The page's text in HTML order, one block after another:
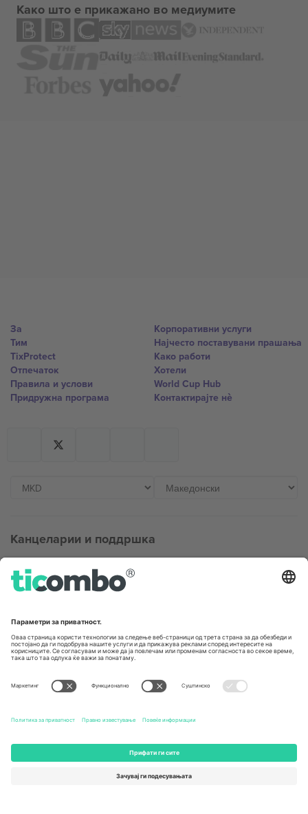
Како што е прикажано во медиумите
За
Тим
TixProtect
Отпечаток
Правила и услови
Придружна програма
Корпоративни услуги
Најчесто поставувани прашања
Како работи
Хотели
World Cup Hub
Контактирајте нѐ
Канцеларии и поддршка
Germany
Unter den Linden 24, 10117
167 City Road, London, Greater
United States
131 Continental Dr, Suite 305,
Newark, Delaware 19713, United
States
Switzerland
Engelberg, Switzerland
Bulgaria
Regus Sofia City West, bul
United Arab Emirates
UAE Dubai Silicon Oasis, DDP
Building A1, Office 302, Dubai,